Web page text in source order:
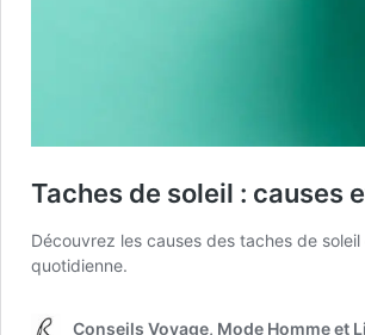
Taches de soleil : causes
Découvrez les causes des taches de
quotidienne.
Conseils Voyage, Mode Homme et